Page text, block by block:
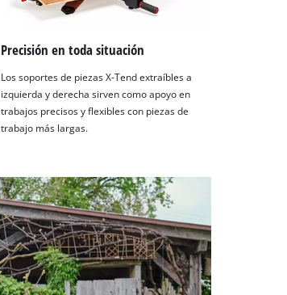
Precisión en toda situación
Los soportes de piezas X-Tend extraíbles a
izquierda y derecha sirven como apoyo en
trabajos precisos y flexibles con piezas de
trabajo más largas.